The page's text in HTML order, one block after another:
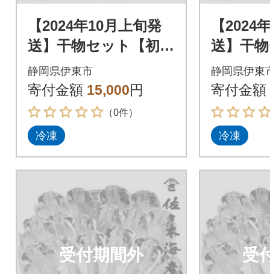
【2024年10月上旬発
送】干物セット【初島
C】特トロあじ・中あ
じ各8枚 伊豆・伊東
の干物詰め合わせ
静岡県伊東市
寄付金額 15,000円
（0件）
冷凍
【2024
送】干
C】特ト
じ各8
の干物
静岡県伊東
寄付金額
冷凍
受付期間外 受